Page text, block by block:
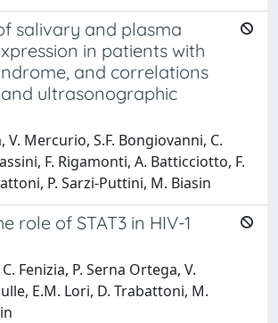
salivary and plasma
in patients with
and correlations
ultrasonographic
V. Mercurio, S.F. Bongiovanni, C.
F. Rigamonti, A. Batticciotto, F.
P. Sarzi-Puttini, M. Biasin
role of STAT3 in HIV-1
Fenizia, P. Serna Ortega, V.
E.M. Lori, D. Trabattoni, M.